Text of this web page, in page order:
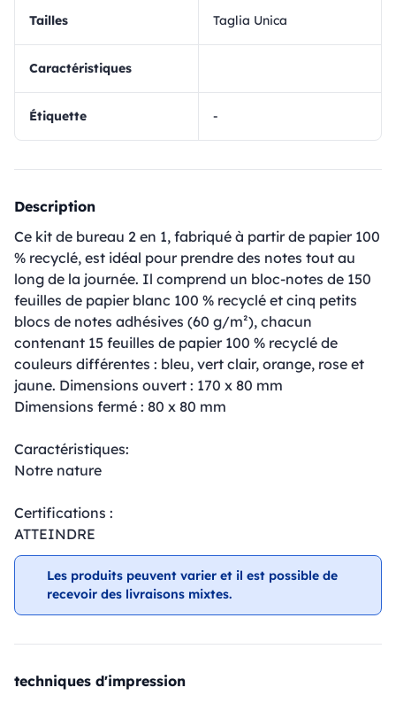
Tailles Taglia Unica
Caractéristiques
Étiquette -
Description
Ce kit de bureau 2 en 1, fabriqué à partir de papier 100
% recyclé, est idéal pour prendre des notes tout au
long de la journée. Il comprend un bloc-notes de 150
feuilles de papier blanc 100 % recyclé et cinq petits
blocs de notes adhésives (60 g/m²), chacun
contenant 15 feuilles de papier 100 % recyclé de
couleurs différentes : bleu, vert clair, orange, rose et
jaune. Dimensions ouvert : 170 x 80 mm
Dimensions fermé : 80 x 80 mm
Caractéristiques:
Notre nature
Certifications :
ATTEINDRE
Les produits peuvent varier et il est possible de
recevoir des livraisons mixtes.
techniques d'impression